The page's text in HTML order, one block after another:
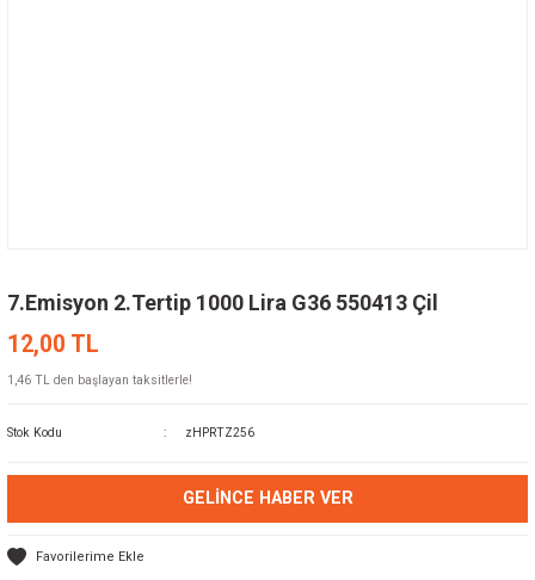
7.Emisyon 2.Tertip 1000 Lira G36 550413 Çil
12,00 TL
1,46 TL den başlayan taksitlerle!
Stok Kodu zHPRTZ256
GELINCE HABER VER